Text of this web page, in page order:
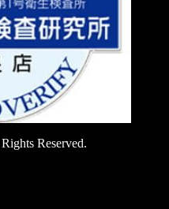
Reserved.